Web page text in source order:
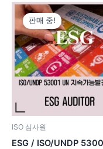
판매 중!
ISO 심사원
ESG / ISO/UNDP
원
래
가
격:
1,680,000
원.